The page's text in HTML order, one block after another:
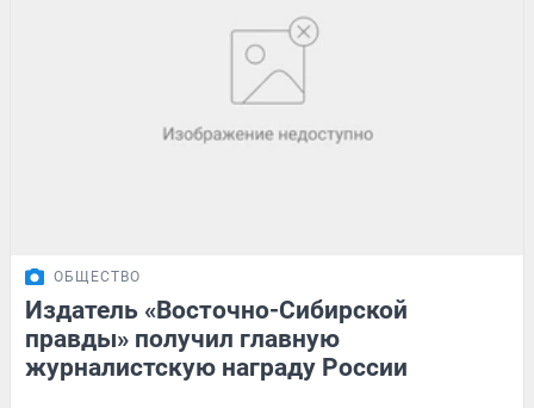
ОБЩЕСТВО
Издатель «Восточно-Сибирской
правды» получил главную
журналистскую награду России